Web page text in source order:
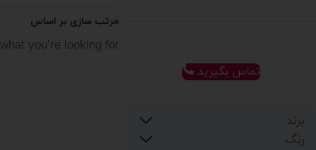
تماس بگیرید
برند
Borretti
رنگ
مرتب سازی بر اساس
you’re looking for.